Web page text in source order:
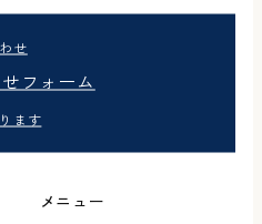
せ
フォーム
ます
メニュー